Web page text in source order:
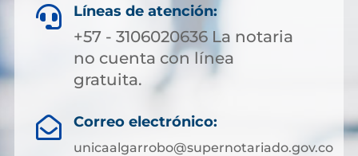
 Líneas de atención:
+57 - 3106020636 La notaria
no cuenta con línea
gratuita.
 Correo electrónico:
unicaalgarrobo@supernotariado.gov.co